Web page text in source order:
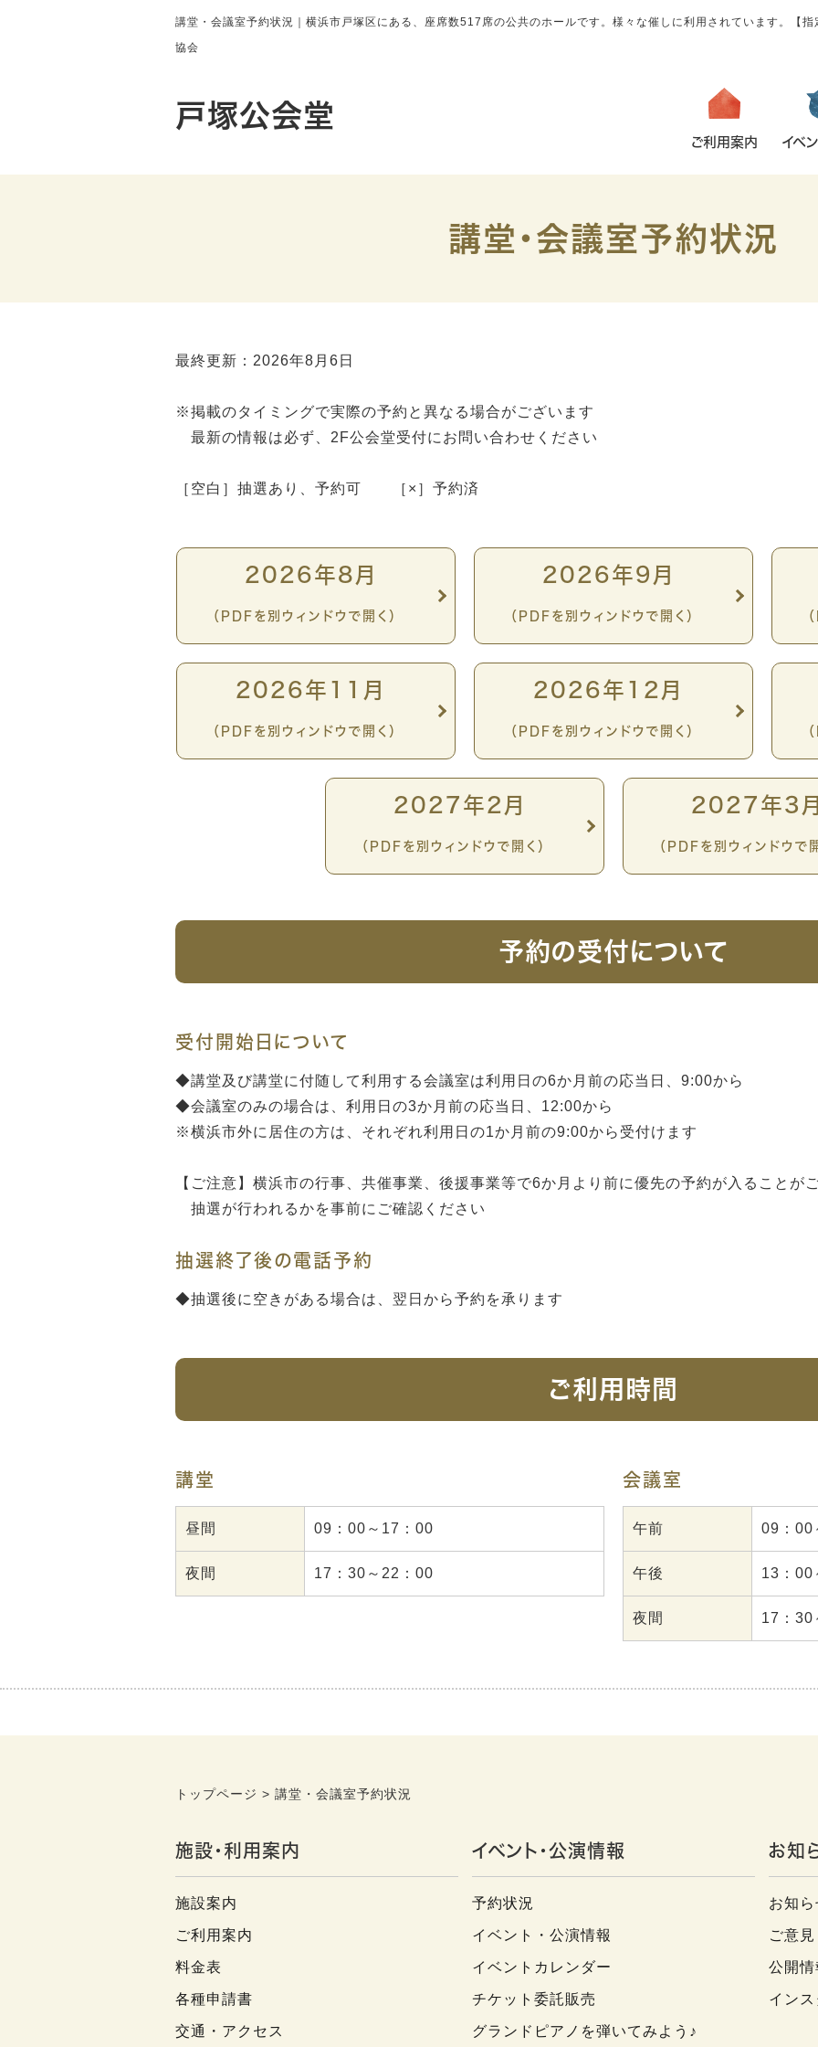
講堂・会議室予約状況｜横浜市戸塚区にある、座席数517席の公共のホールです。様々な催しに利用されています。【
協会
戸塚公会堂
ご利用案内 イベ
講堂・会議室予約状況
最終更新：2026年8月6日
※掲載のタイミングで実際の予約と異なる場合がございます
最新の情報は必ず、2F公会堂受付にお問い合わせください
［空白］抽選あり、予約可 ［×］予約済
2026年8月
（PDFを別ウィンドウで開く）
2026年9月
（PDFを別ウィンドウで開く）
2026年11月
（PDFを別ウィンドウで開く）
2026年12月
（PDFを別ウィンドウで開く）
2027年2月
（PDFを別ウィンドウで開く）
2027年3月
（PDFを別ウィンドウで開
予約の受付について
受付開始日について
◆講堂及び講堂に付随して利用する会議室は利用日の6か月前の応当日、9:00から
◆会議室のみの場合は、利用日の3か月前の応当日、12:00から
※横浜市外に居住の方は、それぞれ利用日の1か月前の9:00から受付けます
【ご注意】横浜市の行事、共催事業、後援事業等で6か月より前に優先の予約が入ることが
抽選が行われるかを事前にご確認ください
抽選終了後の電話予約
◆抽選後に空きがある場合は、翌日から予約を承ります
ご利用時間
講堂
昼間 09：00～17：00
夜間 17：30～22：00
会議室
午前 09：00
午後 13：00
夜間 17：30
トップページ 講堂・会議室予約状況
施設・利用案内
施設案内
ご利用案内
料金表
各種申請書
交通・アクセス
イベント・公演情報
予約状況
イベント・公演情報
イベントカレンダー
チケット委託販売
グランドピアノを弾いてみよう♪
お知
お知ら
ご意
公開情
インス